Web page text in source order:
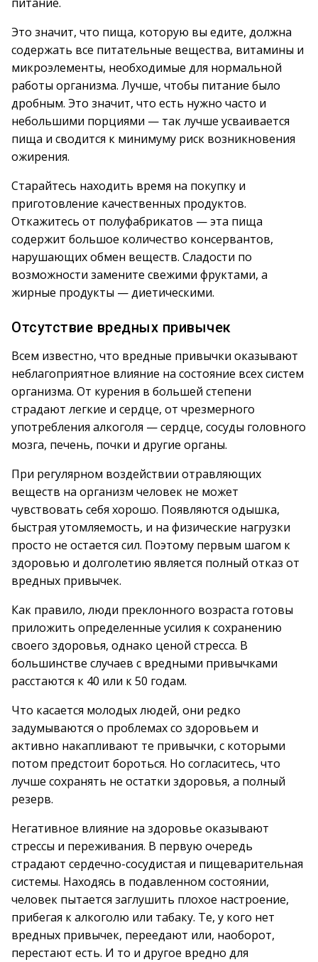
Это значит, что пища, которую вы едите, должна
содержать все питательные вещества, витамины и
микроэлементы, необходимые для нормальной
работы организма. Лучше, чтобы питание было
дробным. Это значит, что есть нужно часто и
небольшими порциями — так лучше усваивается
пища и сводится к минимуму риск возникновения
ожирения.
Старайтесь находить время на покупку и
приготовление качественных продуктов.
Откажитесь от полуфабрикатов — эта пища
содержит большое количество консервантов,
нарушающих обмен веществ. Сладости по
возможности замените свежими фруктами, а
жирные продукты — диетическими.
Отсутствие вредных привычек
Всем известно, что вредные привычки оказывают
неблагоприятное влияние на состояние всех систем
организма. От курения в большей степени
страдают легкие и сердце, от чрезмерного
употребления алкоголя — сердце, сосуды головного
мозга, печень, почки и другие органы.
При регулярном воздействии отравляющих
веществ на организм человек не может
чувствовать себя хорошо. Появляются одышка,
быстрая утомляемость, и на физические нагрузки
просто не остается сил. Поэтому первым шагом к
здоровью и долголетию является полный отказ от
вредных привычек.
Как правило, люди преклонного возраста готовы
приложить определенные усилия к сохранению
своего здоровья, однако ценой стресса. В
большинстве случаев с вредными привычками
расстаются к 40 или к 50 годам.
Что касается молодых людей, они редко
задумываются о проблемах со здоровьем и
активно накапливают те привычки, с которыми
потом предстоит бороться. Но согласитесь, что
лучше сохранять не остатки здоровья, а полный
резерв.
Негативное влияние на здоровье оказывают
стрессы и переживания. В первую очередь
страдают сердечно-сосудистая и пищеварительная
системы. Находясь в подавленном состоянии,
человек пытается заглушить плохое настроение,
прибегая к алкоголю или табаку. Те, у кого нет
вредных привычек, переедают или, наоборот,
перестают есть. И то и другое вредно для